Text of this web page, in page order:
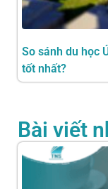
So sánh du học
tốt nhất?
Bài viết